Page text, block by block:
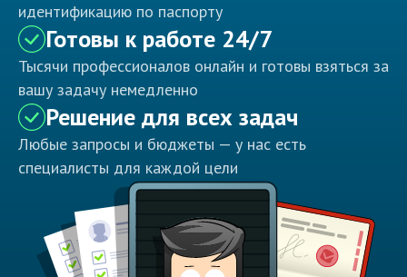
идентификацию по паспорту
Готовы к работе 24/7
Тысячи профессионалов онлайн и готовы взяться за
вашу задачу немедленно
Решение для всех задач
Любые запросы и бюджеты — у нас есть
специалисты для каждой цели